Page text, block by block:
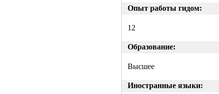
Опыт работы гидом:
12
Образование:
Высшее
Иностранные языки: